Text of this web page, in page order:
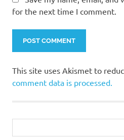
for the next time I comment.
This site uses Akismet to
comment data is processed.